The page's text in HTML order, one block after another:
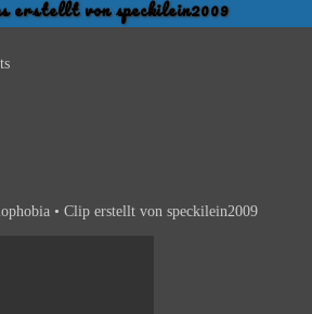
erstellt von speckilein2009
• Clip erstellt von speckilein2009